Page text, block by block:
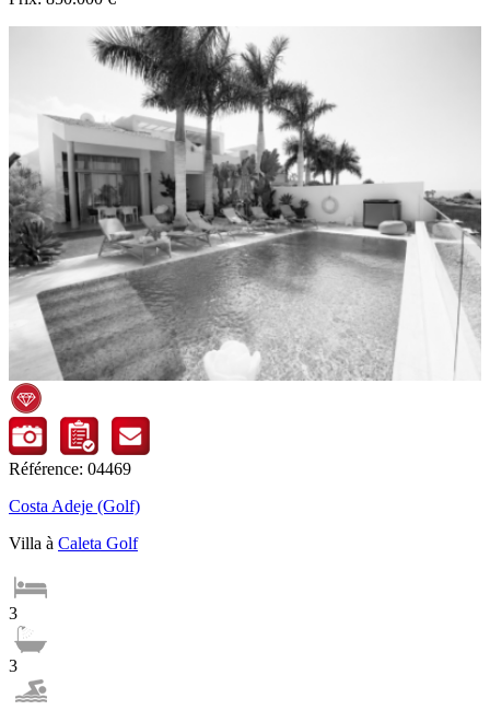
Référence: 04469
Costa Adeje (Golf)
Villa à Caleta Golf
3
3